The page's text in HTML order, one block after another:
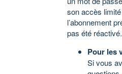
son accès
l’abonnement
pas été réactivé.
Pour les
Si vous